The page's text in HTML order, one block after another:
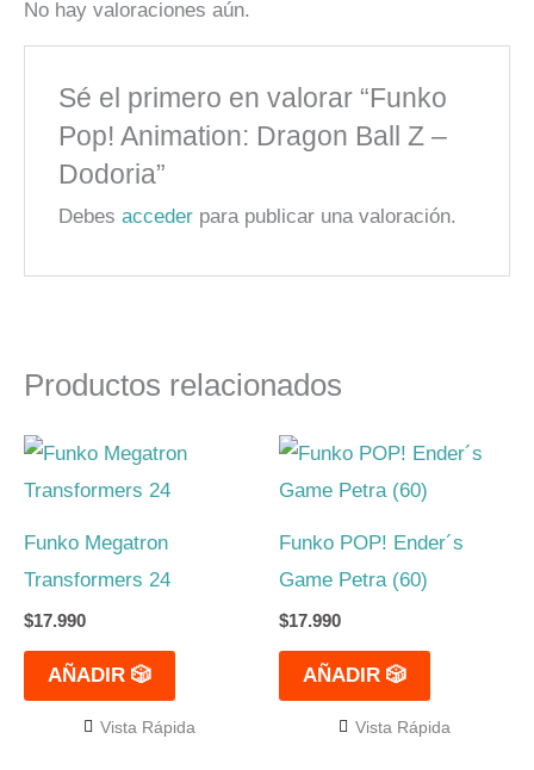
No hay valoraciones aún.
Sé el primero en valorar “Funko
Pop! Animation: Dragon Ball Z –
Dodoria”
Debesacceder para publicar una valoración.
Productos relacionados
Funko Megatron
Transformers 24
$17.990
AÑADIR 🎲
Vista Rápida
Funko POP! Ender´s
Game Petra (60)
$17.990
AÑADIR 🎲
Vista Rápida